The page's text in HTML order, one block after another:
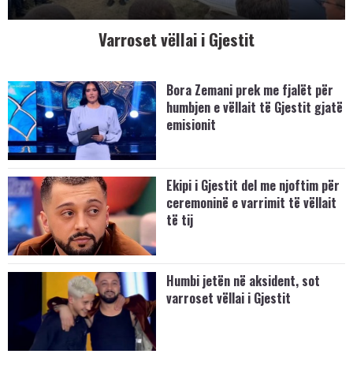
Varroset vëllai i Gjestit
Bora Zemani prek me fjalët për
humbjen e vëllait të Gjestit gjatë
emisionit
Ekipi i Gjestit del me njoftim për
ceremoninë e varrimit të vëllait
të tij
Humbi jetën në aksident, sot
varroset vëllai i Gjestit